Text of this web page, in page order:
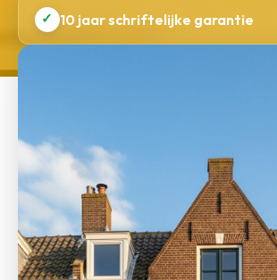
✓ 10 jaar schriftelijke garantie